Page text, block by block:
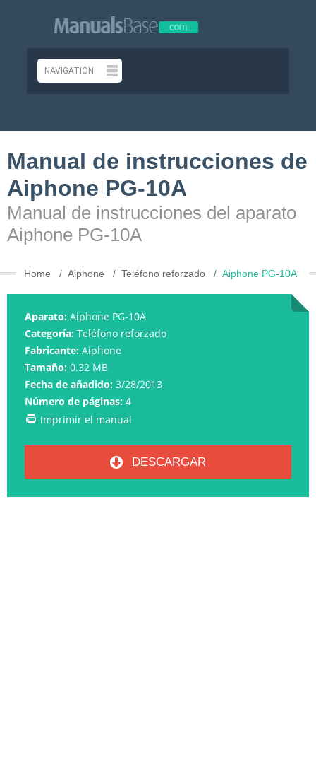
Manual de instrucciones de
Aiphone PG-10A
Manual de instrucciones del aparato
Aiphone PG-10A
Home Aiphone Teléfono reforzado Aiphone PG-10A
Aparato: Aiphone PG-10A
Categoría: Teléfono reforzado
Fabricante: Aiphone
Tamaño: 0.32 MB
Fecha de añadido: 3/28/2013
Número de páginas: 4
Imprimir el manual
DESCARGAR